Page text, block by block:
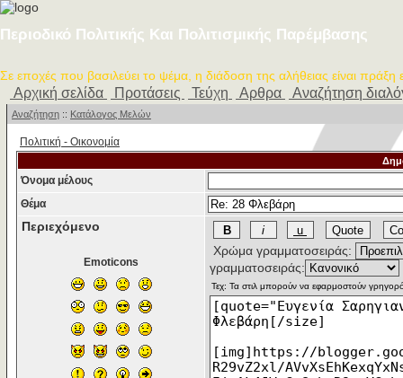
Περιοδικό Πολιτικής Και Πολιτισμικής Παρέμβασης
Σε εποχές που βασιλεύει το ψέμα, η διάδοση της αλήθειας είναι πράξη
Αρχική σελίδα Προτάσεις Τεύχη Αρθρα Αναζήτηση
Αναζήτηση :: Κατάλογος Μελών
Πολιτική - Oικονομία
Όνομα μέλους
Θέμα
Περιεχόμενο
Emoticons
Χρώμα γραμματοσειράς:
γραμματοσειράς: